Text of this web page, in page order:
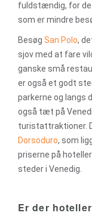
fuldstændig, for
som er mindre
Besøg San Polo,
sjov med at fare
ganske små
er også et godt
parkerne og langs
også tæt på
turistattraktioner.
Dorsoduro, som
priserne på
steder i Venedig.
Er der